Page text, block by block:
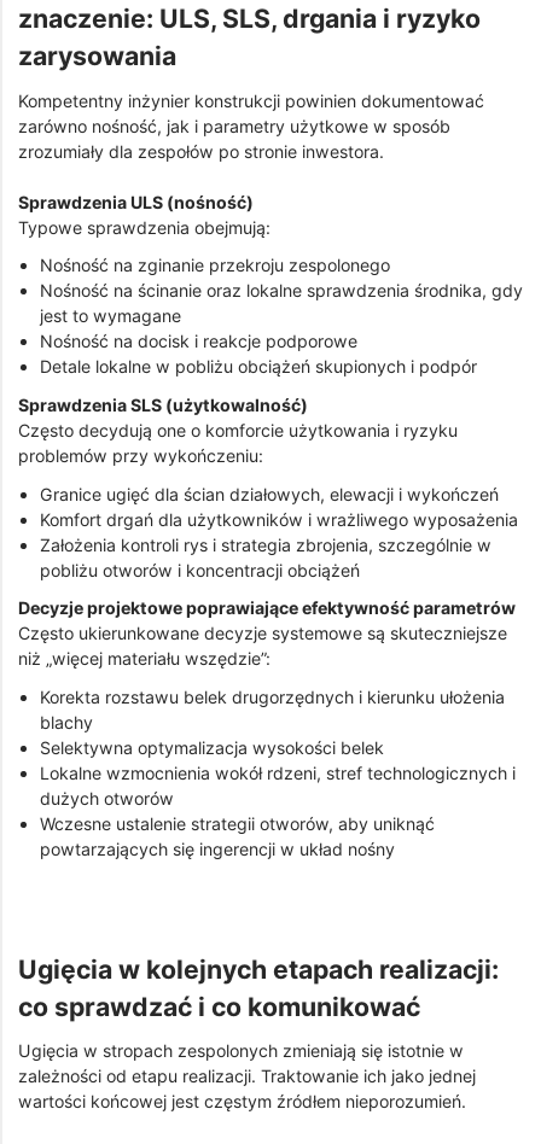
znaczenie: ULS, SLS, drgania i ryzyko
zarysowania
Kompetentny inżynier konstrukcji powinien dokumentować
zarówno nośność, jak i parametry użytkowe w sposób
zrozumiały dla zespołów po stronie inwestora.
Sprawdzenia ULS (nośność)
Typowe sprawdzenia obejmują:
Nośność na zginanie przekroju zespolonego
Nośność na ścinanie oraz lokalne sprawdzenia środnika, gdy
jest to wymagane
Nośność na docisk i reakcje podporowe
Detale lokalne w pobliżu obciążeń skupionych i podpór
Sprawdzenia SLS (użytkowalność)
Często decydują one o komforcie użytkowania i ryzyku
problemów przy wykończeniu:
Granice ugięć dla ścian działowych, elewacji i wykończeń
Komfort drgań dla użytkowników i wrażliwego wyposażenia
Założenia kontroli rys i strategia zbrojenia, szczególnie w
pobliżu otworów i koncentracji obciążeń
Decyzje projektowe poprawiające efektywność parametrów
Często ukierunkowane decyzje systemowe są skuteczniejsze
niż „więcej materiału wszędzie”:
Korekta rozstawu belek drugorzędnych i kierunku ułożenia
blachy
Selektywna optymalizacja wysokości belek
Lokalne wzmocnienia wokół rdzeni, stref technologicznych i
dużych otworów
Wczesne ustalenie strategii otworów, aby uniknąć
powtarzających się ingerencji w układ nośny
Ugięcia w kolejnych etapach realizacji:
co sprawdzać i co komunikować
Ugięcia w stropach zespolonych zmieniają się istotnie w
zależności od etapu realizacji. Traktowanie ich jako jednej
wartości końcowej jest częstym źródłem nieporozumień.